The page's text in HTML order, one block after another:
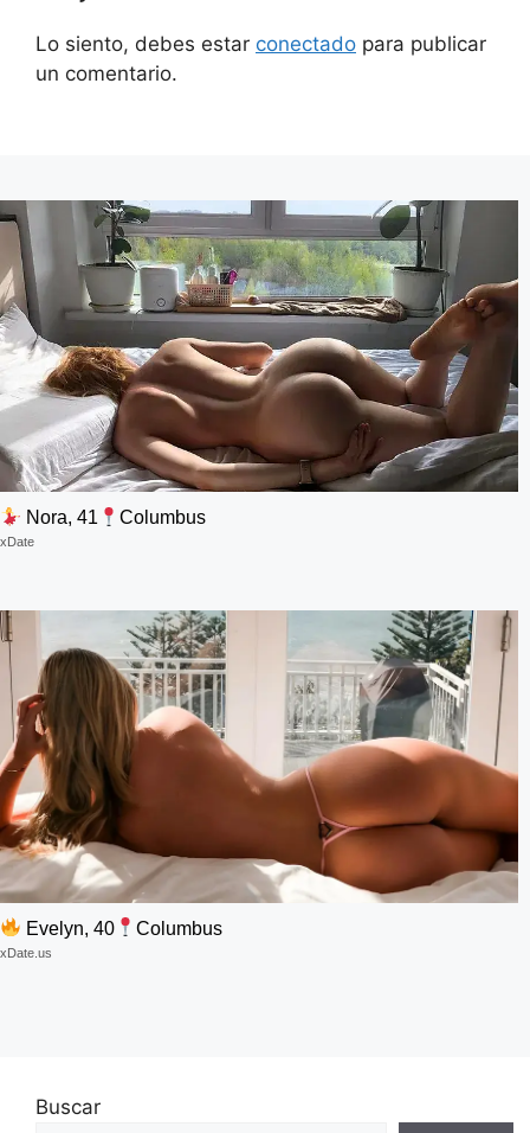
Lo siento, debes estar conectado para publicar
un comentario.
Nora, 41 Columbus
xDate
Evelyn, 40 Columbus
xDate.us
Buscar